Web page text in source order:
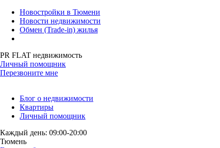
Новостройки в Тюмени
Новости недвижимости
Обмен (Trade-in) жилья
PR FLAT недвижимость
Личный помощник
Перезвоните мне
Блог о недвижимости
Квартиры
Личный помощник
Каждый день: 09:00-20:00
Тюмень